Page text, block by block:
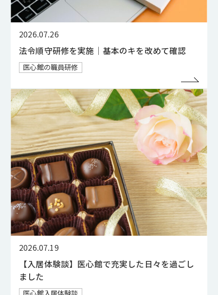
2026.07.26
法令順守研修を実施｜基本のキを改めて確認
医心館の職員研修
2026.07.19
【入居体験談】医心館で充実した日々を過ごし
ました
医心館入居体験談